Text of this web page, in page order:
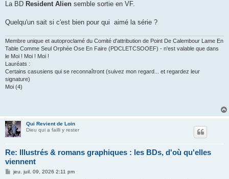
s
g
La BD Resident Alien semble sortie en VF.
Quelqu'un sait si c'est bien pour qui aimé la série ?
Membre unique et autoproclamé du Comité d'attribution de Point De Calembour Lame En
Table Comme Seul Orphée Ose En Faire (PDCLETCSOOEF) - n'est valable que dans
le Moi ! Moi ! Moi !
Lauréats :
Certains casusiens qui se reconnaîtront (suivez mon regard... et regardez leur
signature)
Moi (4)
Qui Revient de Loin
Dieu qui a failli y rester
Re: Illustrés & romans graphiques : les BDs, d'où qu'elles
viennent
Mjeu. juil. 09, 2026 2:11 pm